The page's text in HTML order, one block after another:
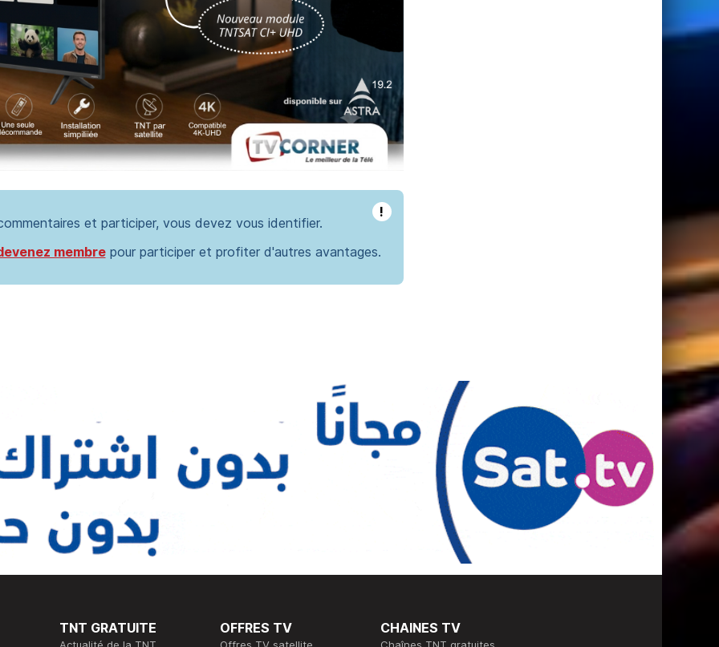
!
et participer, vous devez vous identifier.
membrepour participer et profiter d'autres avantages.
TNT GRATUITE OFFRES TV CHAINES TV